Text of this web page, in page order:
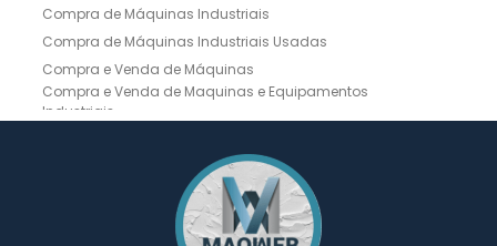
Compra de Máquinas Industriais
Compra de Máquinas Industriais Usadas
Compra e Venda de Máquinas
Compra e Venda de Maquinas e Equipamentos
Industriais
Compra e Venda de Máquinas Operatrizes
Dobradeira CNC Usada
Dobradeira de Chapa Hidráulica Usada